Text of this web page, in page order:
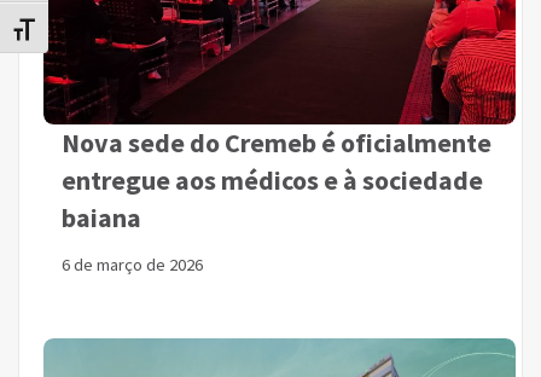
Alternar tamanho da fonte
Nova sede do Cremeb é oficialmente
entregue aos médicos e à sociedade
baiana
6 de março de 2026